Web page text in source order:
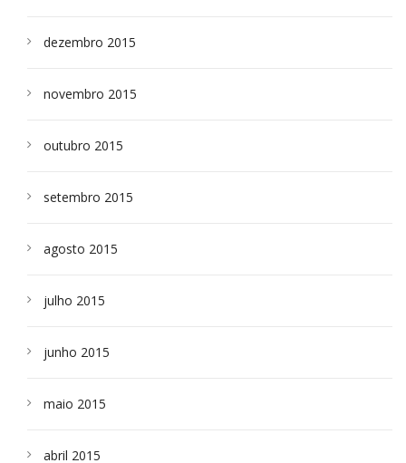
dezembro 2015
novembro 2015
outubro 2015
setembro 2015
agosto 2015
julho 2015
junho 2015
maio 2015
abril 2015